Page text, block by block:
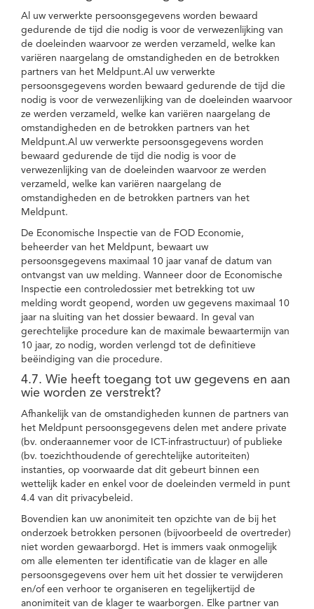
Al uw verwerkte persoonsgegevens worden bewaard
gedurende de tijd die nodig is voor de verwezenlijking van
de doeleinden waarvoor ze werden verzameld, welke kan
variëren naargelang de omstandigheden en de betrokken
partners van het Meldpunt.Al uw verwerkte
persoonsgegevens worden bewaard gedurende de tijd die
nodig is voor de verwezenlijking van de doeleinden waarvoor
ze werden verzameld, welke kan variëren naargelang de
omstandigheden en de betrokken partners van het
Meldpunt.Al uw verwerkte persoonsgegevens worden
bewaard gedurende de tijd die nodig is voor de
verwezenlijking van de doeleinden waarvoor ze werden
verzameld, welke kan variëren naargelang de
omstandigheden en de betrokken partners van het
Meldpunt.
De Economische Inspectie van de FOD Economie,
beheerder van het Meldpunt, bewaart uw
persoonsgegevens maximaal 10 jaar vanaf de datum van
ontvangst van uw melding. Wanneer door de Economische
Inspectie een controledossier met betrekking tot uw
melding wordt geopend, worden uw gegevens maximaal 10
jaar na sluiting van het dossier bewaard. In geval van
gerechtelijke procedure kan de maximale bewaartermijn van
10 jaar, zo nodig, worden verlengd tot de definitieve
beëindiging van die procedure.
4.7. Wie heeft toegang tot uw gegevens en aan
wie worden ze verstrekt?
Afhankelijk van de omstandigheden kunnen de partners van
het Meldpunt persoonsgegevens delen met andere private
(bv. onderaannemer voor de ICT-infrastructuur) of publieke
(bv. toezichthoudende of gerechtelijke autoriteiten)
instanties, op voorwaarde dat dit gebeurt binnen een
wettelijk kader en enkel voor de doeleinden vermeld in punt
4.4 van dit privacybeleid.
Bovendien kan uw anonimiteit ten opzichte van de bij het
onderzoek betrokken personen (bijvoorbeeld de overtreder)
niet worden gewaarborgd. Het is immers vaak onmogelijk
om alle elementen ter identificatie van de klager en alle
persoonsgegevens over hem uit het dossier te verwijderen
en/of een verhoor te organiseren en tegelijkertijd de
anonimiteit van de klager te waarborgen. Elke partner van